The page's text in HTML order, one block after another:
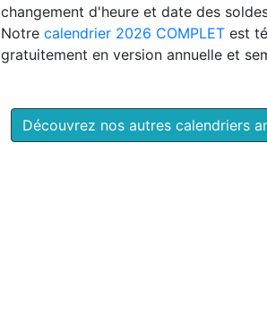
changement d'heure et date des
Notre calendrier 2026 COMPLET est
gratuitement en version annuelle et
Découvrez nos autres calendriers